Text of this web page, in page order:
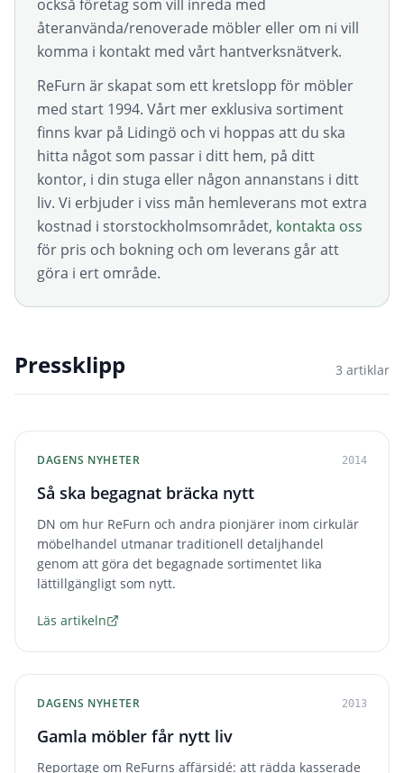
också företag som vill inreda med
återanvända/renoverade möbler eller om ni vill
komma i kontakt med vårt hantverksnätverk.
ReFurn är skapat som ett kretslopp för möbler
med start 1994. Vårt mer exklusiva sortiment
finns kvar på Lidingö och vi hoppas att du ska
hitta något som passar i ditt hem, på ditt
kontor, i din stuga eller någon annanstans i ditt
liv. Vi erbjuder i viss mån hemleverans mot extra
kostnad i storstockholmsområdet, kontakta oss
för pris och bokning och om leverans går att
göra i ert område.
Pressklipp 3 artiklar
DAGENS NYHETER 2014
Så ska begagnat bräcka nytt
DN om hur ReFurn och andra pionjärer inom cirkulär
möbelhandel utmanar traditionell detaljhandel
genom att göra det begagnade sortimentet lika
lättillgängligt som nytt.
Läs artikeln
DAGENS NYHETER 2013
Gamla möbler får nytt liv
Reportage om ReFurns affärsidé: att rädda kasserade